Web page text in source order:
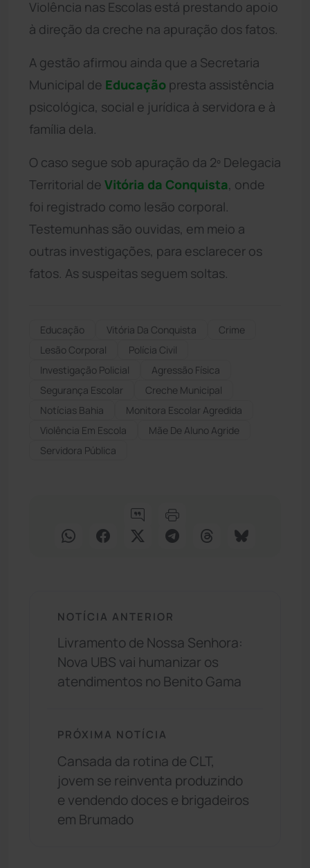
Violência nas Escolas está prestando apoio
à direção da creche na apuração dos fatos.
A gestão afirmou ainda que a Secretaria
Municipal de Educação presta assistência
psicológica, social e jurídica à servidora e à
família dela.
O caso segue sob apuração da 2º Delegacia
Territorial de Vitória da Conquista, onde
foi registrado como lesão corporal.
Testemunhas são ouvidas, em meio a
outras investigações, para esclarecer os
fatos. As suspeitas seguem soltas.
Educação Vitória Da Conquista
Crime
Lesão Corporal
Polícia Civil
Investigação Policial
Agressão Física
Segurança Escolar
Creche Municipal
Notícias Bahia
Monitora Escolar Agredida
Violência Em Escola
Mãe De Aluno Agride
Servidora Pública
NOTÍCIA ANTERIOR
Livramento de Nossa Senhora:
Nova UBS vai humanizar os
atendimentos no Benito Gama
PRÓXIMA NOTÍCIA
Cansada da rotina de CLT,
jovem se reinventa produzindo
e vendendo doces e brigadeiros
em Brumado